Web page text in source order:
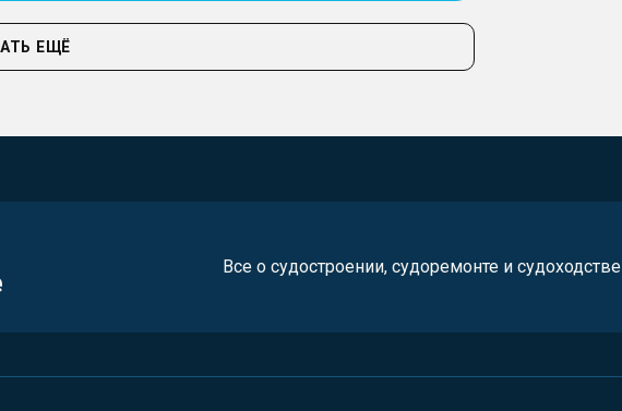
ЕЩЁ
Все о судостроении, судоремонте и судоходстве